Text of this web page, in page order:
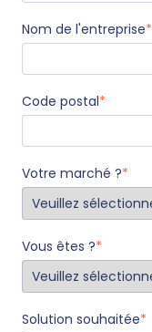
Nom de l'entreprise*
Code postal*
Votre marché ?*
Vous êtes ?*
Solution souhaitée*